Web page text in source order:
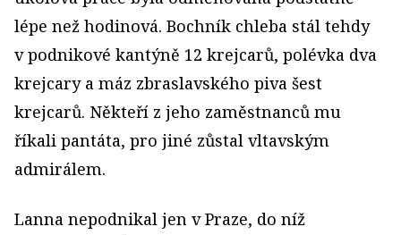
lépe než hodinová. Bochník chleba stál tehdy
v podnikové kantýně 12 krejcarů, polévka dva
krejcary a máz zbraslavského piva šest
krejcarů. Někteří z jeho zaměstnanců mu
říkali pantáta, pro jiné zůstal vltavským
admirálem.
Lanna nepodnikal jen v Praze, do níž